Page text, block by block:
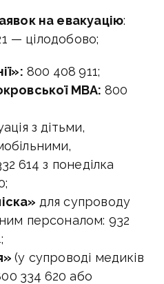
на евакуацію:
— цілодобово;
800 408 911;
МВА: 800
з дітьми,
614 з понеділка
;
для супроводу
персоналом: 932
(у супроводі медиків
334 620 або